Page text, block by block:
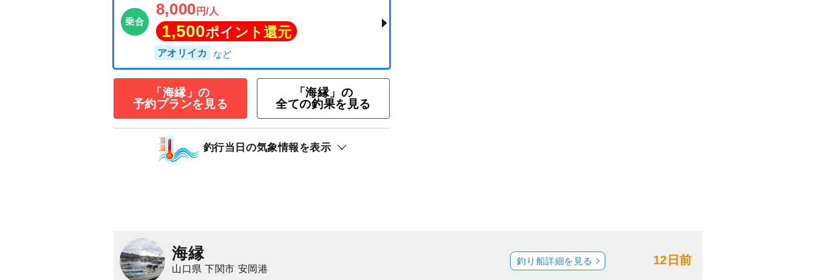
乗合
★価格にも注目★午前エギング・プラン
8,000
1,500 ポイント還元
アオリイカ
「海縁」の
予約プランを見る
「海縁」の
全ての釣果を見る
釣行当日の気象情報を表示
海縁
山口県 下関市 安岡港
12日前
釣り船詳細を見る